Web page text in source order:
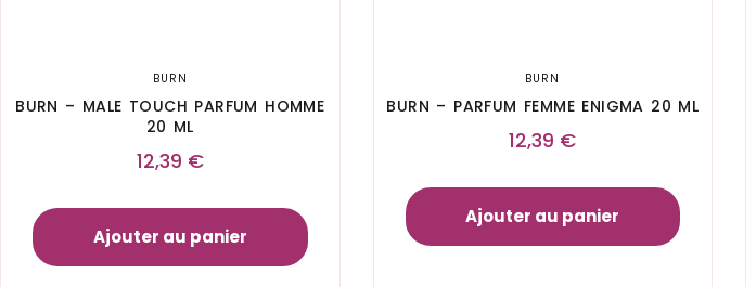
BURN
BURN – MALE TOUCH PARFUM HOMME
20 ML
12,39 €
Ajouter au panier
BURN
BURN – PARFUM FEMME ENIGMA 20 ML
12,39 €
Ajouter au panier